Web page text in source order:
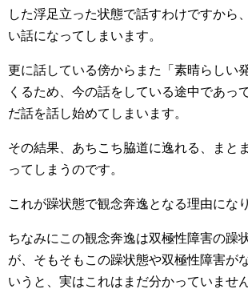
した浮足立った状態で話すわけですから
い話になってしまいます。
更に話している傍からまた「素晴らしい
くるため、今の話をしている途中であっ
だ話を話し始めてしまいます。
その結果、あちこち脇道に逸れる、まと
ってしまうのです。
これが躁状態で観念奔逸となる理由にな
ちなみにこの観念奔逸は双極性障害の躁
が、そもそもこの躁状態や双極性障害が
いうと、実はこれはまだ分かっていません